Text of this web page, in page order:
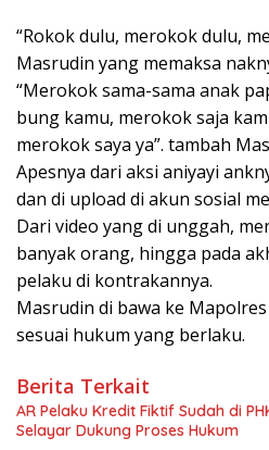
“Rokok dulu, merokok dulu,
Masrudin yang memaksa
“Merokok sama-sama anak
bung kamu, merokok saja
merokok saya ya”. tambah
Apesnya dari aksi aniyayi
dan di upload di akun sosial
Dari video yang di unggah,
banyak orang, hingga pada
pelaku di kontrakannya.
Masrudin di bawa ke
sesuai hukum yang berlaku.
Berita Terkait
AR Pelaku Kredit Fiktif Sudah di
Selayar Dukung Proses Hukum